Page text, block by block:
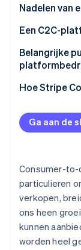
Rakuten
Yahoo! Flea
Voordelen
Voordelen
Nadelen van
Nadelen
Nadelen voor
Een C2C-
Ontwikkeling
Gebruik van
Belangrijke
Initiatieven
Hoe Stripe
Ga aan de
Consumer-to-
particulieren
verkopen,
ons heen
kunnen
worden heel